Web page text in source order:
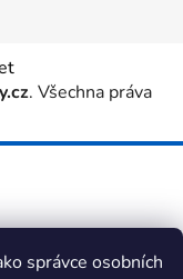
správce osobních
. Všechna práva